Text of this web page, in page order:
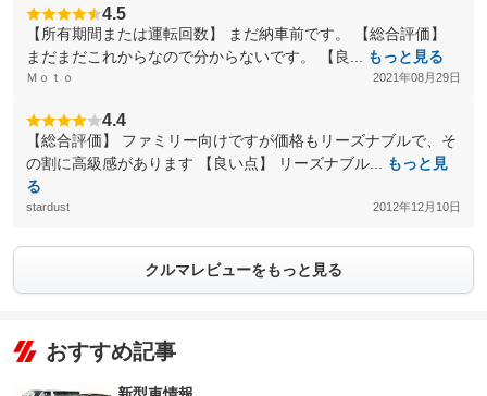
4.5
【所有期間または運転回数】 まだ納車前です。 【総合評価】
まだまだこれからなので分からないです。 【良...
もっと見る
Ｍｏｔｏ 2021年08月29日
4.4
【総合評価】 ファミリー向けですが価格もリーズナブルで、そ
の割に高級感があります 【良い点】 リーズナブル...
もっと見
る
stardust 2012年12月10日
クルマレビューをもっと見る
おすすめ記事